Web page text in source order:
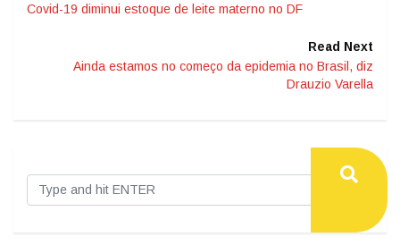
Covid-19 diminui estoque de leite materno no DF
Read Next
Ainda estamos no começo da epidemia no Brasil, diz
Drauzio Varella